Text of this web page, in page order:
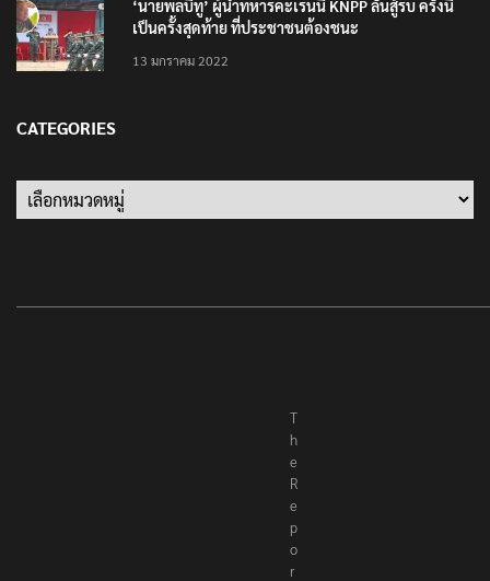
‘นายพลบีทู’ ผู้นำทหารคะเรนนี KNPP ลั่นสู้รบ ครั้งนี้
Categories
T
h
e
R
e
p
o